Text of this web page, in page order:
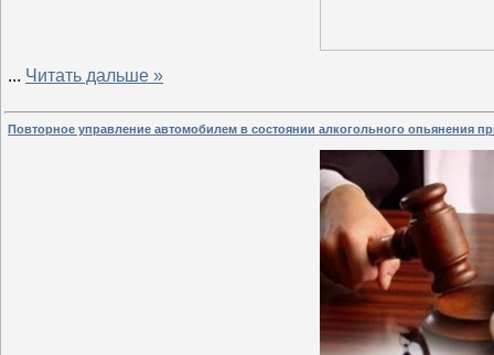
... Читать дальше »
Повторное управление автомобилем в состоянии алкогольного опьянения